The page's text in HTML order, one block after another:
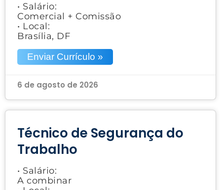
• Salário:
Comercial + Comissão
• Local:
Brasília, DF
Enviar Currículo »
6 de agosto de 2026
Técnico de Segurança do
Trabalho
• Salário:
A combinar